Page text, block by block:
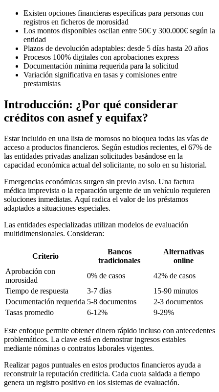
Existen opciones financieras específicas para personas con
registros en ficheros de morosidad
Los montos disponibles oscilan entre 50€ y 300.000€ según la
entidad
Plazos de devolución adaptables: desde 5 días hasta 20 años
Procesos 100% digitales con aprobaciones express
Documentación mínima requerida para la solicitud
Variación significativa en tasas y comisiones entre
prestamistas
Introducción: ¿Por qué considerar
créditos con asnef y equifax?
Estar incluido en una lista de morosos no bloquea todas las vías de
acceso a productos financieros. Según estudios recientes, el 67% de
las entidades privadas analizan solicitudes basándose en la
capacidad económica actual del solicitante, no solo en su historial.
Emergencias económicas surgen sin previo aviso. Una factura
médica imprevista o la reparación urgente de un vehículo requieren
soluciones inmediatas. Aquí radica el valor de los préstamos
adaptados a situaciones especiales.
Las entidades especializadas utilizan modelos de evaluación
multidimensionales. Consideran:
Criterio
Bancos
tradicionales
Alternativas
online
Aprobación con
morosidad
0% de casos
42% de casos
Tiempo de respuesta
3-7 días
15-90 minutos
Documentación requerida 5-8 documentos
2-3 documentos
Tasas promedio
6-12% 9-29%
Este enfoque permite obtener dinero rápido incluso con antecedentes
problemáticos. La clave está en demostrar ingresos estables
mediante nóminas o contratos laborales vigentes.
Realizar pagos puntuales en estos productos financieros ayuda a
reconstruir la reputación crediticia. Cada cuota saldada a tiempo
genera un registro positivo en los sistemas de evaluación.